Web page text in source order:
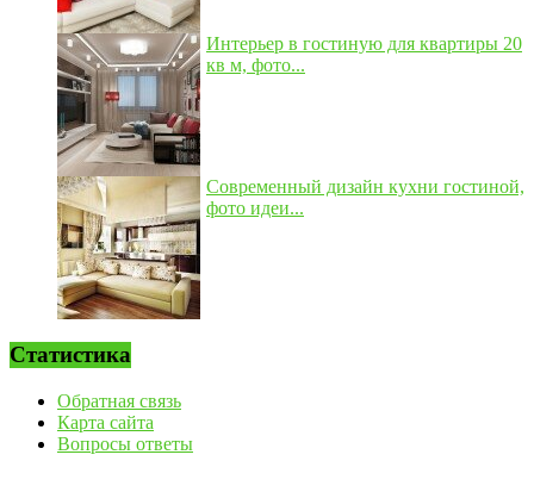
Интерьер в гостиную для квартиры 20
кв м, фото...
Современный дизайн кухни гостиной,
фото идеи...
Статистика
Обратная связь
Карта сайта
Вопросы ответы